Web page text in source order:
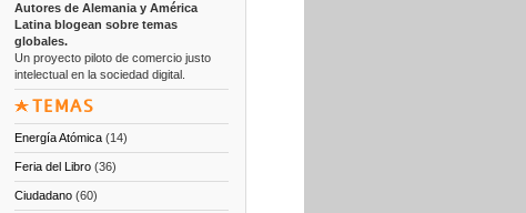
Autores de Alemania y América
Latina blogean sobre temas
globales.
Un proyecto piloto de comercio justo
intelectual en la sociedad digital.
TEMAS
Energía Atómica(14)
Feria del Libro(36)
Ciudadano(60)